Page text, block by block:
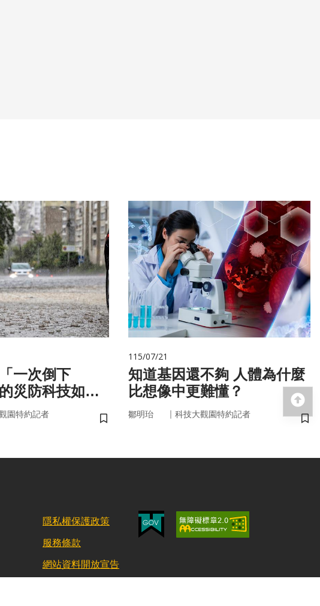
一次倒下
災防科技如何
園特約記者
儲存書籤
115/07/21
知道基因還不夠 人體為什麼
比想像中更難懂？
鄒明珆 ｜ 科技大觀園特約記者
儲
隱私權保護政策
服務條款
網站資料開放宣告
回